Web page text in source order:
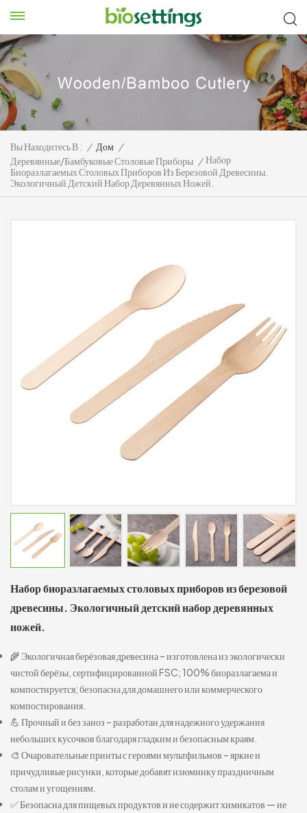
Вы Находитесь В : / Дом /
Деревянные/бамбуковые Столовые Приборы / Набор
Биоразлагаемых Столовых Приборов Из Березовой Древесины.
Экологичный Детский Набор Деревянных Ножей.
Набор биоразлагаемых столовых приборов из березовой
древесины. Экологичный детский набор деревянных
ножей.
🌾 Экологичная берёзовая древесина – изготовлена ​​из экологически
чистой берёзы, сертифицированной FSC; 100% биоразлагаема и
компостируется; безопасна для домашнего или коммерческого
компостирования.
💪 Прочный и без заноз – разработан для надежного удержания
небольших кусочков благодаря гладким и безопасным краям.
🎨 Очаровательные принты с героями мультфильмов – яркие и
причудливые рисунки, которые добавят изюминку праздничным
столам и угощениям.
✅ Безопасна для пищевых продуктов и не содержит химикатов — не